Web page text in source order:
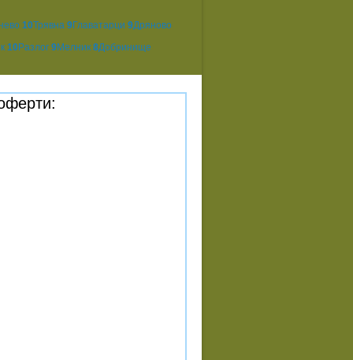
10Трявна 9Главатарци 9Дряново
10Разлог 9Мелник 8Добринище